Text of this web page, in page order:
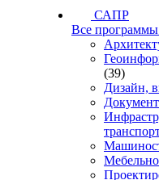
САПР
Все
(39)
Дизайн,